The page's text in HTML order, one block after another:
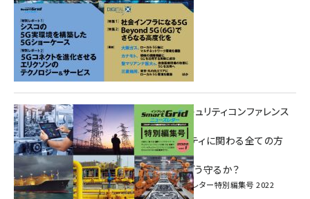
重要インフラサイバーセキュリティコンファレンス
特別電子版！
― 産業サイバーセキュリティに関わる全ての方
へ！ ―
加速するDX、OT/IoTをどう守るか？
インプレス SmartGridニューズレター特別編集号 2022